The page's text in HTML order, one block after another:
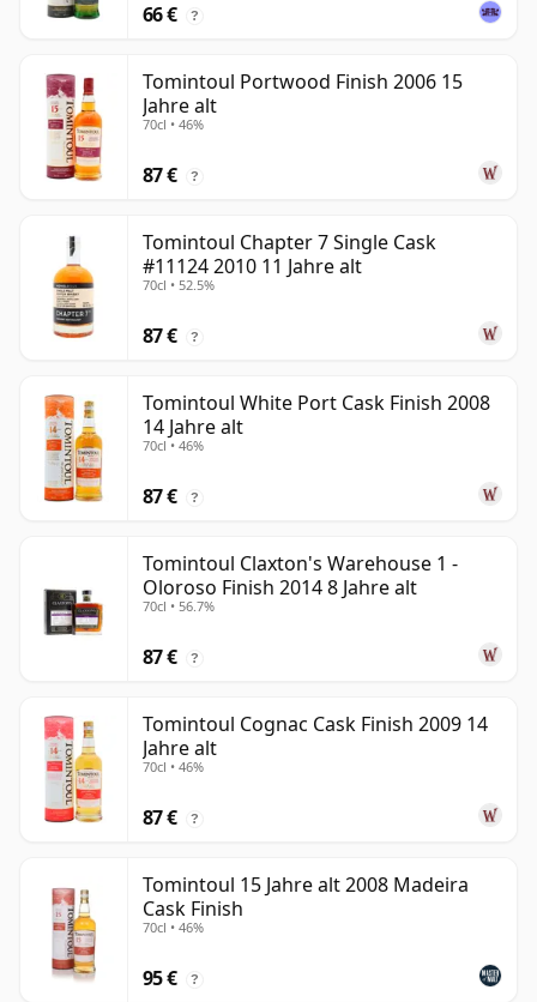
66 € ?
Tomintoul Portwood Finish 2006 15
Jahre alt
70cl • 46%
87 € ?
Tomintoul Chapter 7 Single Cask
#11124 2010 11 Jahre alt
70cl • 52.5%
87 € ?
Tomintoul White Port Cask Finish 2008
14 Jahre alt
70cl • 46%
87 € ?
Tomintoul Claxton's Warehouse 1 -
Oloroso Finish 2014 8 Jahre alt
70cl • 56.7%
87 € ?
Tomintoul Cognac Cask Finish 2009 14
Jahre alt
70cl • 46%
87 € ?
Tomintoul 15 Jahre alt 2008 Madeira
Cask Finish
70cl • 46%
95 € ?